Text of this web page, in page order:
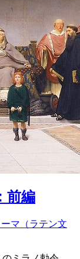
前編
マ（ラテン文